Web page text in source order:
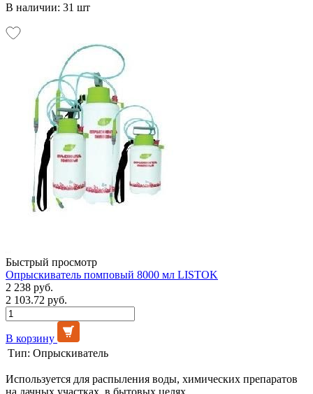
В наличии: 31 шт
Быстрый просмотр
Опрыскиватель помповый 8000 мл LISTOK
2 238 руб.
2 103.72 руб.
В корзину
Тип: Опрыскиватель
Используется для распыления воды, химических препаратов
на дачных участках, в бытовых целях.